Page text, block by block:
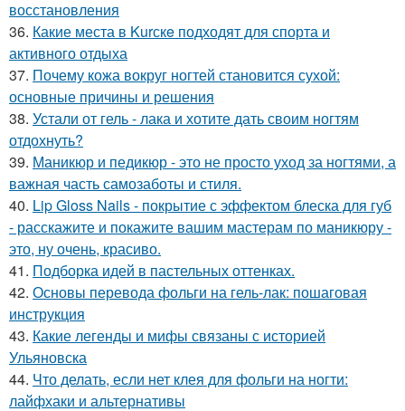
восстановления
36. Какие места в Kurскe подходят для спорта и
активного отдыха
37. Почему кожа вокруг ногтей становится сухой:
основные причины и решения
38. Устали от гель - лака и хотите дать своим ногтям
отдохнуть?
39. Маникюр и педикюр - это не просто уход за ногтями, а
важная часть самозаботы и стиля.
40. Lip Gloss Nails - покрытие с эффектом блеска для губ
- расскажите и покажите вашим мастерам по маникюру -
это, ну очень, красиво.
41. Подборка идей в пастельных оттенках.
42. Основы перевода фольги на гель-лак: пошаговая
инструкция
43. Какие легенды и мифы связаны с историей
Ульяновска
44. Что делать, если нет клея для фольги на ногти:
лайфхаки и альтернативы